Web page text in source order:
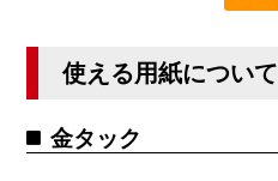
使える用紙について
金タック